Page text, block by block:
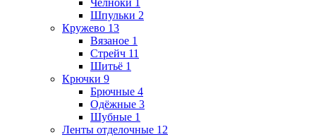
Шпульки 2
Кружево 13
Вязаное 1
Стрейч 11
Шитьё 1
Крючки 9
Брючные 4
Одёжные 3
Шубные 1
Ленты отделочные 12